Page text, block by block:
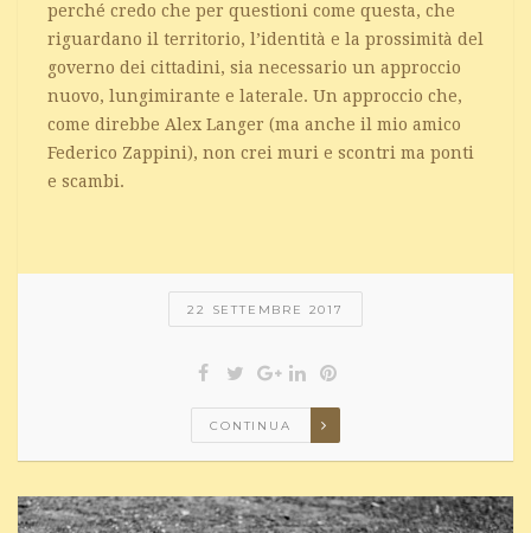
perché credo che per questioni come questa, che
riguardano il territorio, l’identità e la prossimità del
governo dei cittadini, sia necessario un approccio
nuovo, lungimirante e laterale. Un approccio che,
come direbbe Alex Langer (ma anche il mio amico
Federico Zappini), non crei muri e scontri ma ponti
e scambi.
22 SETTEMBRE 2017
CONTINUA